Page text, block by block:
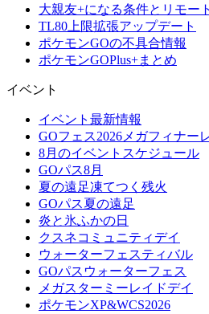
大親友+になる条件とリモー
TL80上限拡張アップデート
ポケモンGOの不具合情報
ポケモンGOPlus+まとめ
イベント
イベント最新情報
GOフェス2026メガフィナー
8月のイベントスケジュール
GOパス8月
夏の遠足凍てつく残火
GOパス夏の遠足
炎と氷ふかの日
クスネコミュニティデイ
ウォーターフェスティバル
GOパスウォーターフェス
メガスターミーレイドデイ
ポケモンXP&WCS2026